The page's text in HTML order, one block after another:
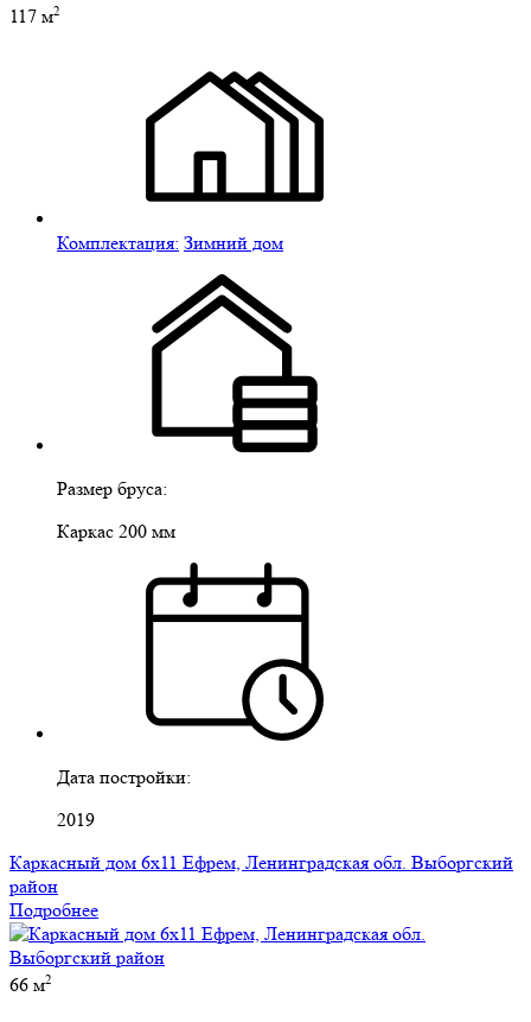
117 м2
Комплектация: Зимний дом
Размер бруса:
Каркас 200 мм
Дата постройки:
2019
Каркасный дом 6х11 Ефрем, Ленинградская обл. Выборгский
район
Подробнее
66 м2